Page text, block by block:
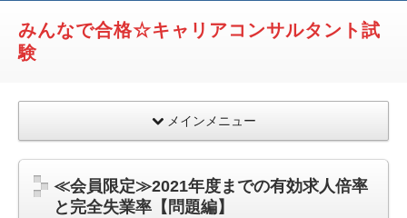
みんなで合格☆キャリアコンサルタント試
験
メインメニュー
≪会員限定≫2021年度までの有効求人倍率
と完全失業率【問題編】